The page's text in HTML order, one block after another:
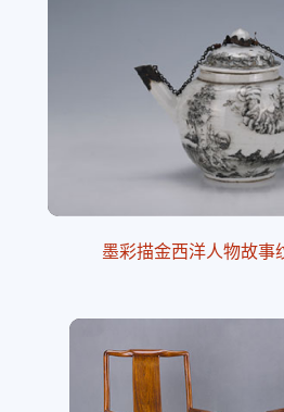
墨彩描金西洋人物故事